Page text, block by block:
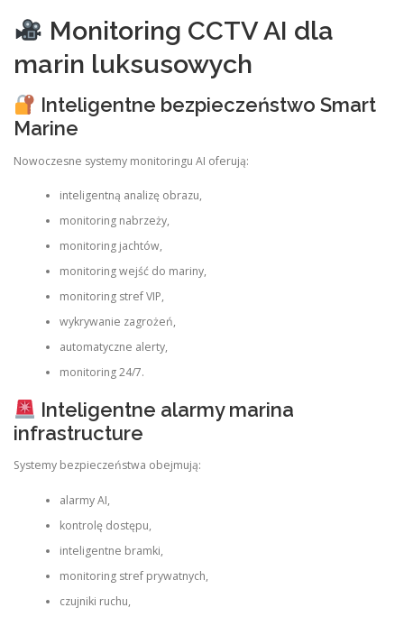
Monitoring CCTV AI dla
marin luksusowych
Inteligentne bezpieczeństwo Smart
Marine
Nowoczesne systemy monitoringu AI oferują:
inteligentną analizę obrazu,
monitoring nabrzeży,
monitoring jachtów,
monitoring wejść do mariny,
monitoring stref VIP,
wykrywanie zagrożeń,
automatyczne alerty,
monitoring 24/7.
Inteligentne alarmy marina
infrastructure
Systemy bezpieczeństwa obejmują:
alarmy AI,
kontrolę dostępu,
inteligentne bramki,
monitoring stref prywatnych,
czujniki ruchu,